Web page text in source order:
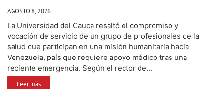
AGOSTO 8, 2026
La Universidad del Cauca resaltó el compromiso y
vocación de servicio de un grupo de profesionales de la
salud que participan en una misión humanitaria hacia
Venezuela, país que requiere apoyo médico tras una
reciente emergencia. Según el rector de...
Leer más